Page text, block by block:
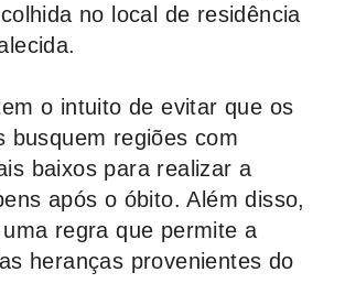
no local de residência
o intuito de evitar que os
busquem regiões com
baixos para realizar a
após o óbito. Além disso,
regra que permite a
heranças provenientes do